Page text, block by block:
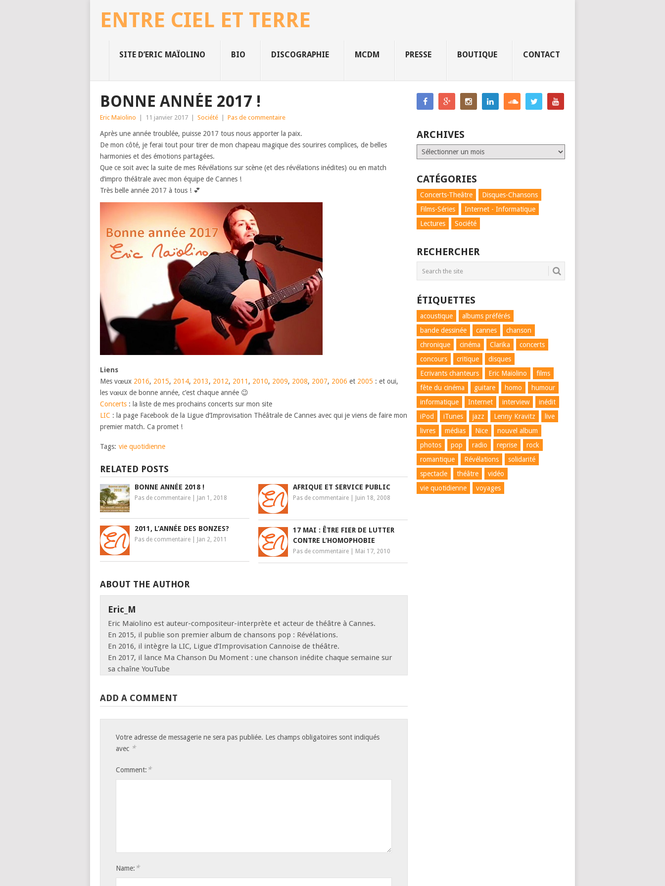
ENTRE CIEL ET TERRE
SITE D’ERIC MAÏOLINO BIO DISCOGRAPHIE MCDM PRESSE BOUTIQUE CONTACT
BONNE ANNÉE 2017 !
Eric Maïolino 11 janvier 2017 Société Pas de commentaire
Après une année troublée, puisse 2017 tous nous apporter la paix.
De mon côté, je ferai tout pour tirer de mon chapeau magique des sourires complices, de belles
harmonies et des émotions partagées.
Que ce soit avec la suite de mes Révélations sur scène (et des révélations inédites) ou en match
d’impro théâtrale avec mon équipe de Cannes !
Très belle année 2017 à tous ! 💕
Liens
Mes vœux 2016, 2015, 2014, 2013, 2012, 2011 , 2010, 2009, 2008, 2007, 2006 et 2005 : et oui,
les vœux de bonne année, c’est chaque année 😉
Concerts : la liste de mes prochains concerts sur mon site
LIC : la page Facebook de la Ligue d’Improvisation Théâtrale de Cannes avec qui je viens de faire mon
premier match. Ca promet !
Tags: vie quotidienne
RELATED POSTS
BONNE ANNÉE 2018 !
Pas de commentaire Jan 1, 2018
AFRIQUE ET SERVICE PUBLIC
Pas de commentaire Juin 18, 2008
2011, L’ANNÉE DES BONZES?
Pas de commentaire Jan 2, 2011
17 MAI : ÊTRE FIER DE LUTTER
CONTRE L’HOMOPHOBIE
Pas de commentaire Mai 17, 2010
ABOUT THE AUTHOR
Eric_M
Eric Maïolino est auteur-compositeur-interprète et acteur de théâtre à Cannes.
En 2015, il publie son premier album de chansons pop : Révélations.
En 2016, il intègre la LIC, Ligue d’Improvisation Cannoise de théâtre.
En 2017, il lance Ma Chanson Du Moment : une chanson inédite chaque semaine sur
sa chaîne YouTube
ADD A COMMENT
Votre adresse de messagerie ne sera pas publiée. Les champs obligatoires sont indiqués
avec *
Comment: *
Name: *
ARCHIVES
Archives
CATÉGORIES
Concerts-Theâtre
Disques-Chansons
Films-Séries
Internet - Informatique
Lectures
Société
RECHERCHER
ÉTIQUETTES
acoustique
albums préférés
bande dessinée
cannes
chanson
chronique
cinéma Clarika
concerts
concours
critique
disques
Ecrivants chanteurs
Eric Maïolino
films
fête du cinéma
guitare homo
humour
informatique
Internet interview
inédit
iPod
iTunes jazz Lenny Kravitz
live
livres
médias Nice
nouvel album
photos
pop radio reprise
rock
romantique
Révélations
solidarité
spectacle
théâtre
vidéo
vie quotidienne
voyages